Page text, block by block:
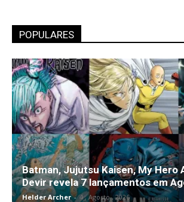
POPULARES
Batman, Jujutsu Kaisen, My Hero
Devir revela 7 lançamentos em
Helder Archer - 4 , Agosto , 2026